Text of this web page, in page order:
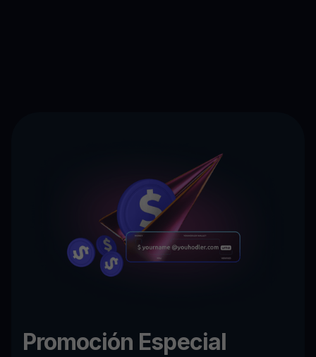
Promoción Especial